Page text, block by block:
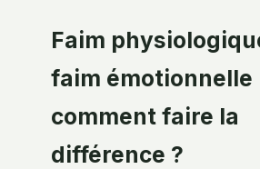
Faim
faim émotionnelle
comment faire la
différence ?